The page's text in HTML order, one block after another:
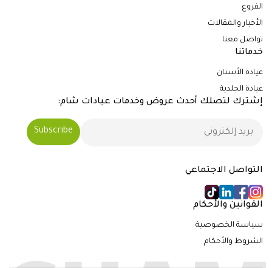
الفروع
الأخبار والمقالات
تواصل معنا
خدماتنا
عيادة الأسنان
عيادة الجلدية
إشترك لتصلك أحدث عروض وخدمات عيادات شام:
التواصل الاجتماعي
القوانين والأحكام
سياسة الخصوصية
الشروط والأحكام